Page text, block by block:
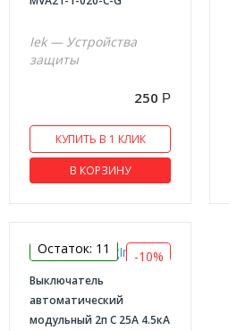
Iek — Устройства
защиты
250 Р
КУПИТЬ В 1 КЛИК
В КОРЗИНУ
-10%
Остаток: 11
Выключатель
автоматический
модульный 2п C 25А 4.5кА